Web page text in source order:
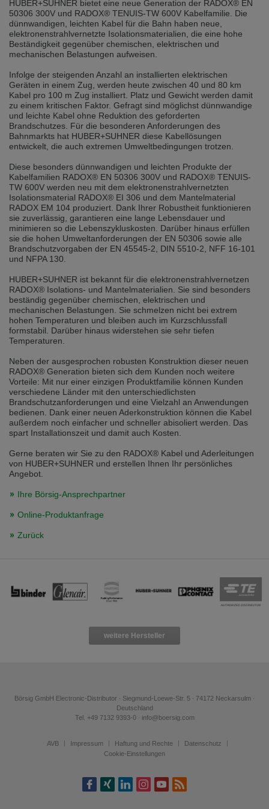
selected one. This website is also available in German. Would you like to
switch to the German version?
Switch to German version Stay on this version
angezeigte bevorzugt. Diese Webseite ist auch auf Deutsch verfügbar.
Möchten Sie zur Deutschen Version wechseln?
Zur deutschen Version wechseln Auf dieser Version bleiben
We have detected, that your browser prefers another language than the
selected one. This website is also available in Czech. Would you like to
switch to the Czech version?
Switch to Czech version Stay on this version
Zdá se, že Váš prohlížeč je v jiném jazyce, než jaký je momentálně používán.
Tato stránka je k dispozici i v češtině. Chcete přepnout na českou verzi?
Přepnout na českou verzi Zůstaňte v této verzi
Váš prohlížeč se zdá být v jiném jazyce, než je právě používaný jazyk. Tato
stránka je také k dispozici v němčině. Přejete si přejít na německou verzi?
Přepněte na německou verzi Zůstaňte v této verzi
Wir haben erkannt, dass ihr Browser eine andere Sprache als die derzeit
angezeigte bevorzugt. Diese Webseite ist auch auf Deutsch verfügbar.
Möchten Sie zur Deutschen Version wechseln?
Zur deutschen Version wechseln
Váš prohlížeč se zdá být v jiném jazyce, než je právě používaný jazyk. Tato
stránka je k dispozici také v angličtině. Přejete si přepnout na anglickou
Přepněte na anglickou verzi Zůstaňte v této verzi
We have detected, that your browser prefers another language than the
switch to the English version?
Switch to English version
HUBER+SUHNER bietet eine neue Generation der RADOX® EN
50306 300V und RADOX® TENUIS-TW 600V Kabelfamilie. Die
dünnwandigen, leichten Kabel für die Bahn haben neue,
elektronenstrahlvernetzte Isolationsmaterialien, die eine hohe
Beständigkeit gegenüber chemischen, elektrischen und
mechanischen Belastungen aufweisen.
Infolge der steigenden Anzahl an installierten elektrischen
Geräten in einem Zug, werden heute zwischen 40 und 80 km
Kabel pro 100 m Zug installiert. Platz und Gewicht werden damit
zu einem kritischen Faktor. Gefragt sind möglichst dünnwandige
und leichte Kabel ohne Reduktion des geforderten
Brandschutzes. Für die besonderen Anforderungen des
Bahnmarkts hat HUBER+SUHNER diese Kabellösungen
entwickelt, die auch extremen Umweltbedingungen trotzen.
Diese besonders dünnwandigen und leichten Produkte der
Kabelfamilien RADOX® EN 50306 300V und RADOX® TENUIS-
TW 600V werden neu mit dem elektronenstrahlvernetzten
Isolationsmaterial RADOX® EI 306 und dem Mantelmaterial
RADOX EM 104 produziert. Dank Ihrer Robustheit funktionieren
sie zuverlässig, garantieren eine lange Lebensdauer und
minimieren so die Lebenszykluskosten. Darüber hinaus erfüllen
sie die hohen Umweltanforderungen der EN 50306 sowie alle
Brandschutzvorgaben der EN 45545-2, DIN 5510-2, NFF 16-101
und NFPA 130.
HUBER+SUHNER ist bekannt für die elektronenstrahlvernetzen
RADOX® Isolations- und Mantelmaterialien. Sie sind besonders
beständig gegenüber chemischen, elektrischen und
mechanischen Belastungen. Sie schmelzen nicht bei extrem
hohen Temperaturen und bleiben auch im Kurzschlussfall
formstabil. Darüber hinaus widerstehen sie sehr tiefen
Temperaturen.
Neben der ausgesprochen robusten Konstruktion dieser neuen
RADOX® Generation bieten sich dem Kunden noch weitere
Vorteile: Mit nur einer einzigen Produktfamilie können Kunden
verschiedene Länder mit den unterschiedlichsten
Brandschutzanforderungen und eine Vielzahl an Anwendungen
bedienen. Dank einer neuen Aderkonstruktion können die Kabel
außerdem noch einfacher und schneller abisoliert werden. Das
spart Installationszeit und damit auch Kosten.
Gerne beraten wir Sie zu den RADOX® Kabel und Aderleitungen
von HUBER+SUHNER und erstellen Ihnen Ihr persönliches
Angebot.
Ihre Börsig-Ansprechpartner
Online-Produktanfrage
Zurück
weitere Hersteller
Börsig GmbH Electronic-Distributor ∙ Siegmund-Loewe-Str. 5 ∙ 74172 Neckarsulm ∙
Deutschland
Tel. +49 7132 9393-0 ∙ info@boersig.com
AVB Impressum Haftung und Rechte
Datenschutz
Cookie-Einstellungen